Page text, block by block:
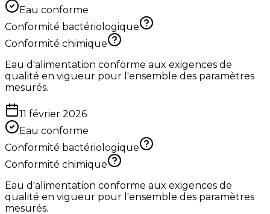
Eau conforme
Conformité bactériologique
Conformité chimique
Eau d'alimentation conforme aux exigences de
qualité en vigueur pour l'ensemble des paramètres
mesurés.
11 février 2026
Eau conforme
Conformité bactériologique
Conformité chimique
Eau d'alimentation conforme aux exigences de
qualité en vigueur pour l'ensemble des paramètres
mesurés.